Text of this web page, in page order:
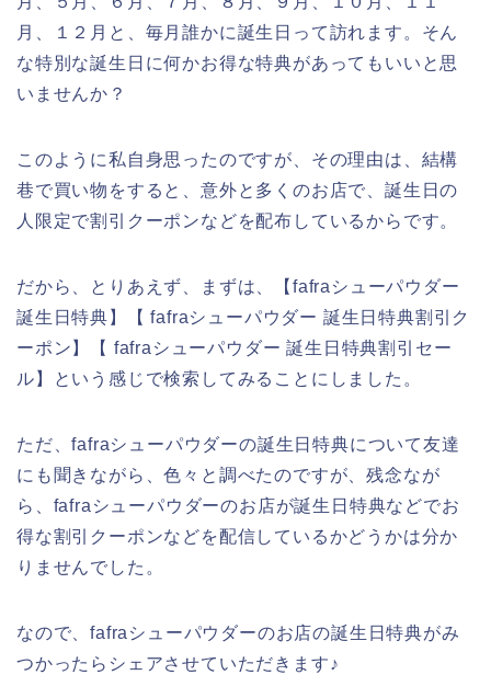
月、１２月と、毎月誰かに誕生日って訪れます。そん
な特別な誕生日に何かお得な特典があってもいいと思
いませんか？
このように私自身思ったのですが、その理由は、結構
巷で買い物をすると、意外と多くのお店で、誕生日の
人限定で割引クーポンなどを配布しているからです。
だから、とりあえず、まずは、【fafraシューパウダー
誕生日特典】【 fafraシューパウダー 誕生日特典割引ク
ーポン】【 fafraシューパウダー 誕生日特典割引セー
ル】という感じで検索してみることにしました。
ただ、fafraシューパウダーの誕生日特典について友達
にも聞きながら、色々と調べたのですが、残念なが
ら、fafraシューパウダーのお店が誕生日特典などでお
得な割引クーポンなどを配信しているかどうかは分か
りませんでした。
なので、fafraシューパウダーのお店の誕生日特典がみ
つかったらシェアさせていただきます♪